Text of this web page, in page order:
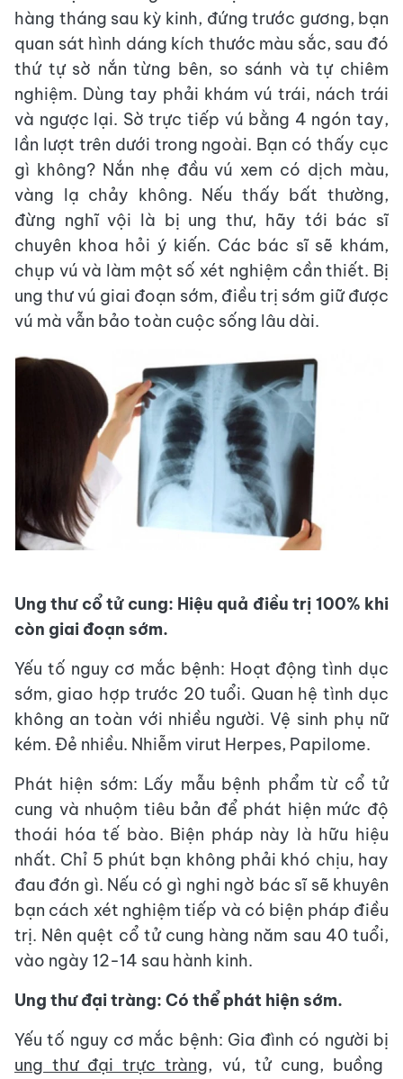
hàng tháng sau kỳ kinh, đứng trước gương, bạn
quan sát hình dáng kích thước màu sắc, sau đó
thứ tự sờ nắn từng bên, so sánh và tự chiêm
nghiệm. Dùng tay phải khám vú trái, nách trái
và ngược lại. Sờ trực tiếp vú bằng 4 ngón tay,
lần lượt trên dưới trong ngoài. Bạn có thấy cục
gì không? Nắn nhẹ đầu vú xem có dịch màu,
vàng lạ chảy không. Nếu thấy bất thường,
đừng nghĩ vội là bị ung thư, hãy tới bác sĩ
chuyên khoa hỏi ý kiến. Các bác sĩ sẽ khám,
chụp vú và làm một số xét nghiệm cần thiết. Bị
ung thư vú giai đoạn sớm, điều trị sớm giữ được
vú mà vẫn bảo toàn cuộc sống lâu dài.
Ung thư cổ tử cung: Hiệu quả điều trị 100% khi
còn giai đoạn sớm.
Yếu tố nguy cơ mắc bệnh: Hoạt động tình dục
sớm, giao hợp trước 20 tuổi. Quan hệ tình dục
không an toàn với nhiều người. Vệ sinh phụ nữ
kém. Đẻ nhiều. Nhiễm virut Herpes, Papilome.
Phát hiện sớm: Lấy mẫu bệnh phẩm từ cổ tử
cung và nhuộm tiêu bản để phát hiện mức độ
thoái hóa tế bào. Biện pháp này là hữu hiệu
nhất. Chỉ 5 phút bạn không phải khó chịu, hay
đau đớn gì. Nếu có gì nghi ngờ bác sĩ sẽ khuyên
bạn cách xét nghiệm tiếp và có biện pháp điều
trị. Nên quệt cổ tử cung hàng năm sau 40 tuổi,
vào ngày 12-14 sau hành kinh.
Ung thư đại tràng: Có thể phát hiện sớm.
Yếu tố nguy cơ mắc bệnh: Gia đình có người bị
ung thư đại trực tràng, vú, tử cung, buồng